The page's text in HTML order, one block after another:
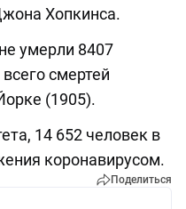
Хопкинса.
умерли 8407
смертей
(1905).
14 652 человек в
коронавирусом.
Поделиться